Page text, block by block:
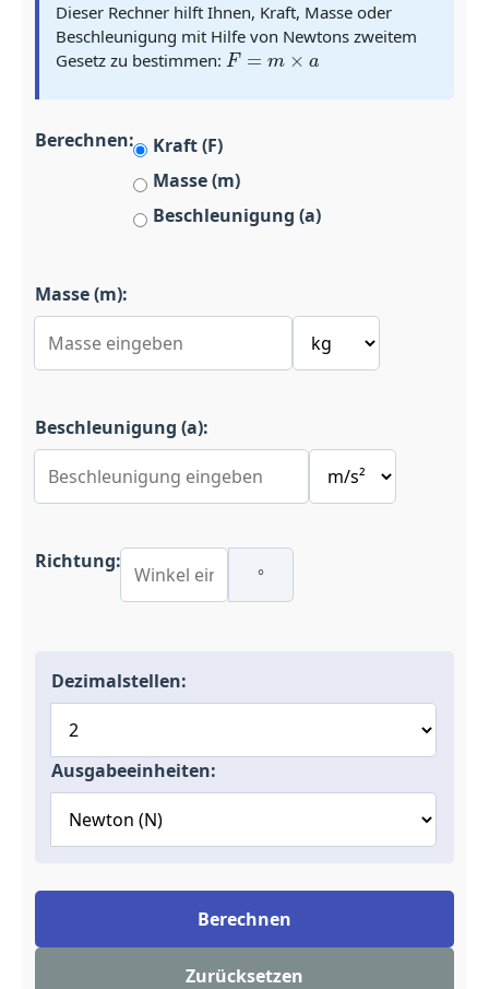
Dieser Rechner hilft Ihnen, Kraft, Masse oder
Beschleunigung mit Hilfe von Newtons zweitem
Gesetz zu bestimmen: F= m×a
Berechnen:
Kraft (F)
Masse (m)
Beschleunigung (a)
Masse (m):
Beschleunigung (a):
Richtung:
°
Dezimalstellen:
Ausgabeeinheiten:
Berechnen
Zurücksetzen